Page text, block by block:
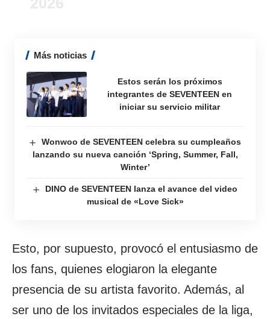
Más noticias
Estos serán los próximos
integrantes de SEVENTEEN en
iniciar su servicio militar
Wonwoo de SEVENTEEN celebra su cumpleaños
lanzando su nueva canción ‘Spring, Summer, Fall,
Winter’
DINO de SEVENTEEN lanza el avance del video
musical de «Love Sick»
Esto, por supuesto, provocó el entusiasmo de
los fans, quienes elogiaron la elegante
presencia de su artista favorito. Además, al
ser uno de los invitados especiales de la liga,